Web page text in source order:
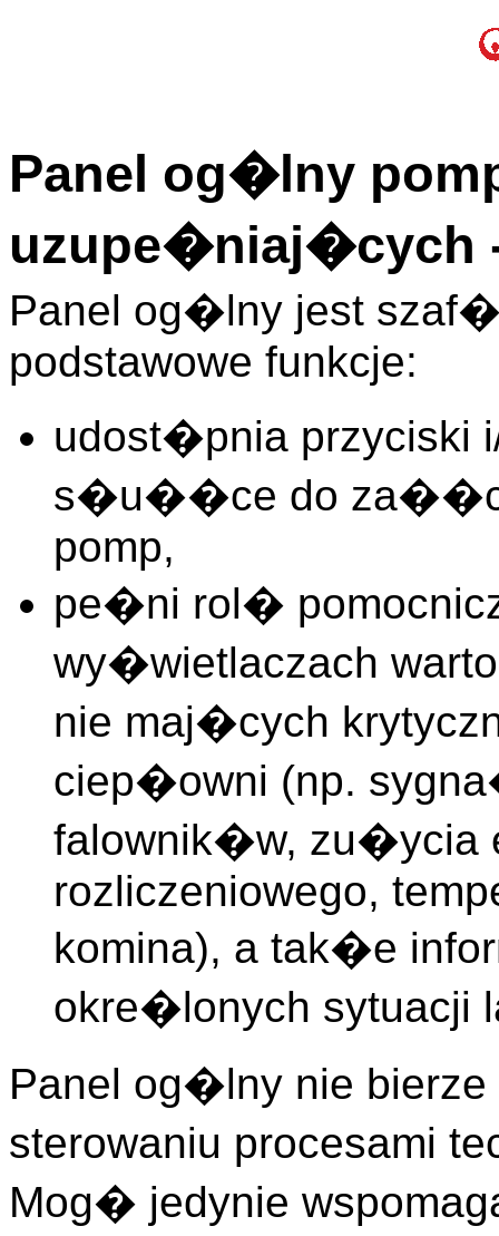
Panel og�lny
uzupe�niaj�cych
Panel og�lny jest
podstawowe funkcje:
udost�pnia
s�u��ce do
pomp,
pe�ni rol�
wy�wietlaczach
nie maj�cych
ciep�owni (np.
falownik�w, zu�ycia
rozliczeniowego,
komina), a tak�e
okre�lonych sytuacji
Panel og�lny nie
sterowaniu procesami
Mog� jedynie